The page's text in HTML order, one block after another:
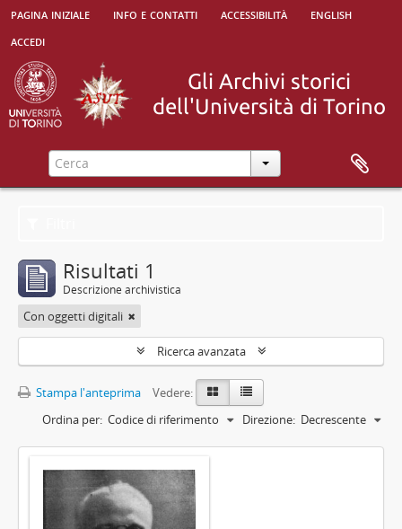
pagina iniziale info e contatti accessibilità
english
accedi
Risultati 1
Descrizione archivistica
Con oggetti digitali
Ricerca avanzata
Stampa l'anteprima
Vedere:
Ordina per: Codice di riferimento Direzione: Decrescente